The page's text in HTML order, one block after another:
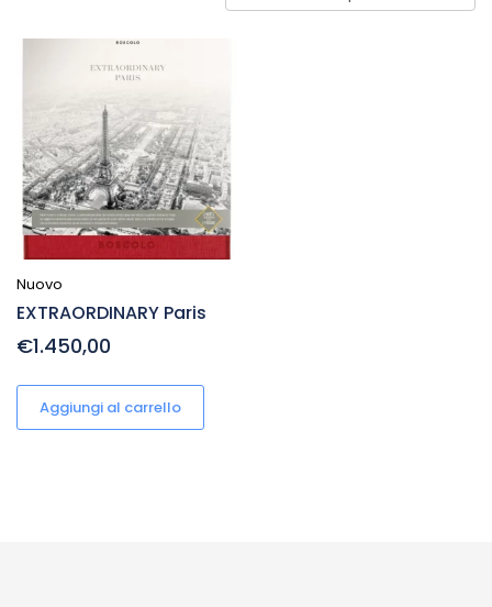
Nuovo
EXTRAORDINARY Paris
€1.450,00
Aggiungi al carrello